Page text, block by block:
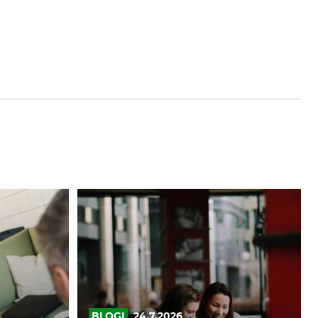
Strateginen
sparraus:
Tehokkaat
menetelmät
yrityksen
pitkän
aikavälin
fokuksen